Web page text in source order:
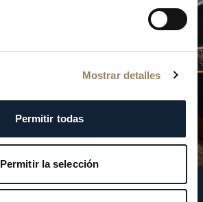
Mostrar detalles
Permitir todas
Permitir la selección